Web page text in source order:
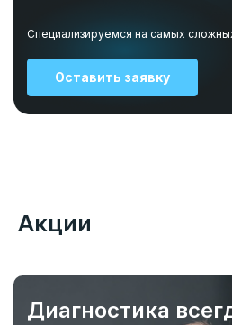
Специализируемся на самых
Оставить заявку
Акции
Диагностика